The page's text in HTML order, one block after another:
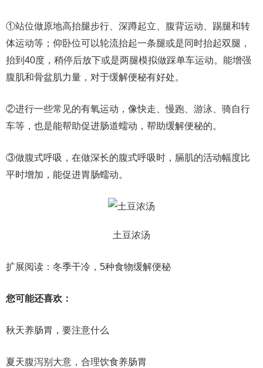
①站位做原地高抬腿步行、深蹲起立、腹背运动、踢腿和转
体运动等；仰卧位可以轮流抬起一条腿或是同时抬起双腿，
抬到40度，稍停后放下或是两腿模拟做踩单车运动。能增强
腹肌和骨盆肌力量，对于缓解便秘有好处。
②进行一些常见的有氧运动，像快走、慢跑、游泳、骑自行
车等，也是能帮助促进肠道蠕动，帮助缓解便秘的。
③做腹式呼吸，在做深长的腹式呼吸时，膈肌的活动幅度比
平时增加，能促进胃肠蠕动。
土豆浓汤
扩展阅读：冬季干冷，5种食物缓解便秘
您可能还喜欢：
秋天养肠胃，要注意什么
夏天腹泻别大意，合理饮食养肠胃